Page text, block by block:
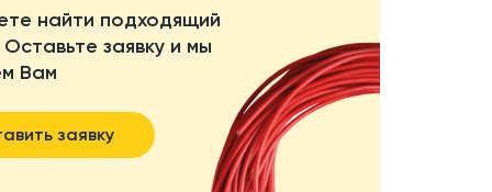
найти подходящий
заявку и мы
Вам
заявку